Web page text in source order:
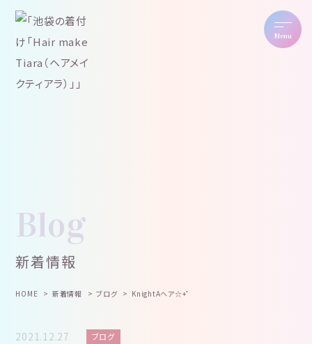
Menu
Blog
新着情報
HOME 新着情報 ブログ KnightAヘア☆+゜
2021.12.27 ブログ